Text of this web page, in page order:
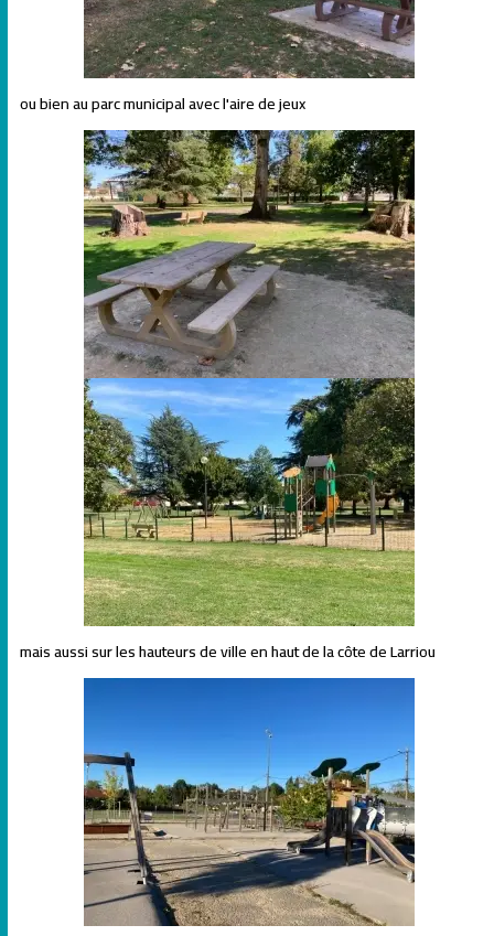
ou bien au parc municipal avec l'aire de jeux
mais aussi sur les hauteurs de ville en haut de la côte de Larriou